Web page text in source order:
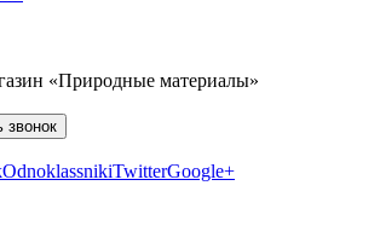
«Природные материалы»
звонок
OdnoklassnikiTwitterGoogle+